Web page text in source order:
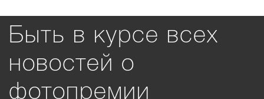
Быть в курсе всех
новостей о
фотопремии